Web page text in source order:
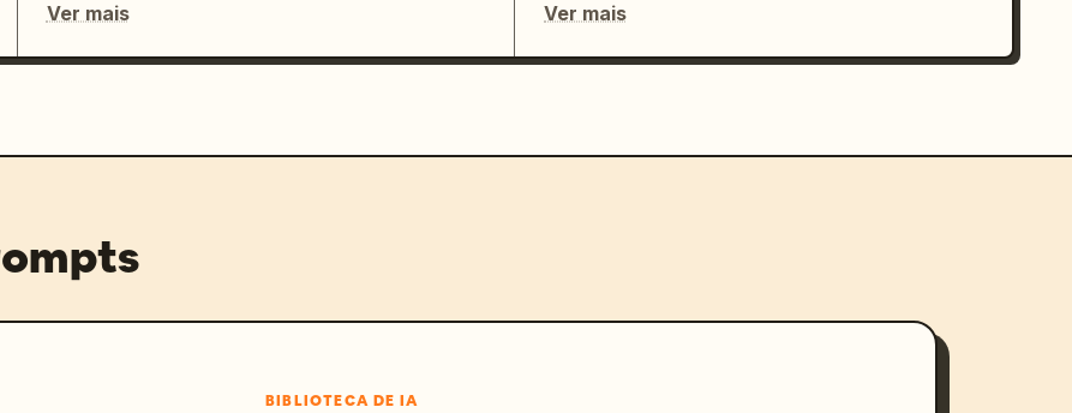
Ver mais
Ver mais
BIBLIOTECA DE IA